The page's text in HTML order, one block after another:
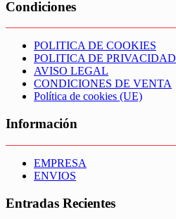
Condiciones
POLITICA DE COOKIES
POLITICA DE PRIVACIDAD
AVISO LEGAL
CONDICIONES DE VENTA
Política de cookies (UE)
Información
EMPRESA
ENVIOS
Entradas Recientes